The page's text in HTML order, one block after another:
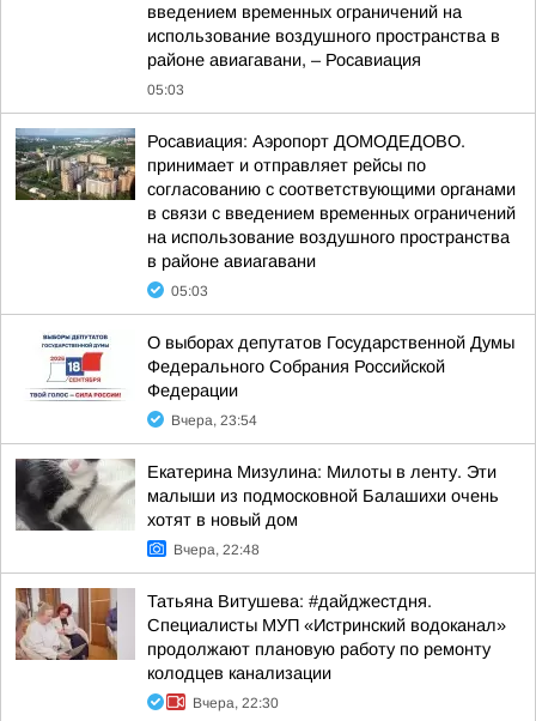
введением временных ограничений на
использование воздушного пространства в
районе авиагавани, – Росавиация
05:03
Росавиация: Аэропорт ДОМОДЕДОВО.
принимает и отправляет рейсы по
согласованию с соответствующими органами
в связи с введением временных ограничений
на использование воздушного пространства
в районе авиагавани
05:03
О выборах депутатов Государственной Думы
Федерального Собрания Российской
Федерации
Вчера, 23:54
Екатерина Мизулина: Милоты в ленту. Эти
малыши из подмосковной Балашихи очень
хотят в новый дом
Вчера, 22:48
Татьяна Витушева: #дайджестдня.
Специалисты МУП «Истринский водоканал»
продолжают плановую работу по ремонту
колодцев канализации
Вчера, 22:30